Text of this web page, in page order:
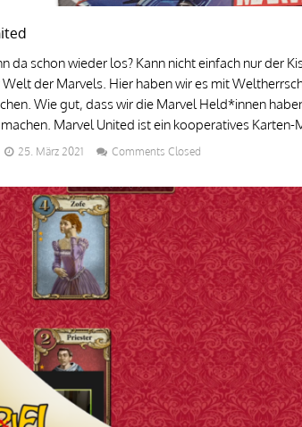
da schon wieder los? Kann nicht einfach nur der
Welt der Marvels. Hier haben wir es mit
Wie gut, dass wir die Marvel Held*innen
Marvel United ist ein kooperatives Karten-
25. März 2021 Comments Closed